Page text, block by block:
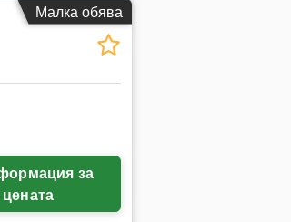
Малка обява
цената